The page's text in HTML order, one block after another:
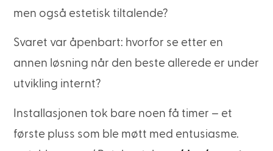
men også estetisk tiltalende?
Svaret var åpenbart: hvorfor se etter en
annen løsning når den beste allerede er under
utvikling internt?
Installasjonen tok bare noen få timer – et
første pluss som ble møtt med entusiasme.